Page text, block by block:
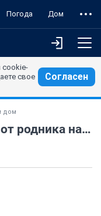
Погода Дом
cookie-
свое
Согласен
дом
Возможно ли избавиться от родника на участке